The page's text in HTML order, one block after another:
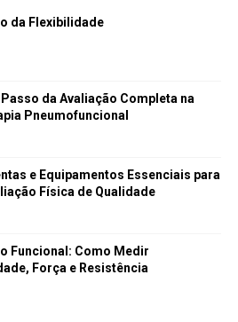
da Flexibilidade
Passo da Avaliação Completa na
Pneumofuncional
e Equipamentos Essenciais para
Física de Qualidade
Funcional: Como Medir
Força e Resistência